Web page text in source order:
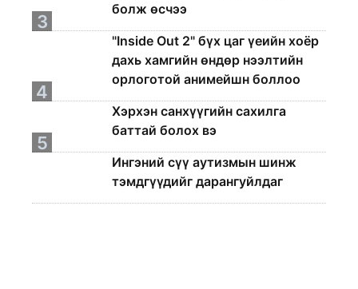
болж өсчээ
3
"Inside Out 2" бүх цаг үеийн хоёр
дахь хамгийн өндөр нээлтийн
орлоготой анимейшн боллоо
4
Хэрхэн санхүүгийн сахилга
баттай болох вэ
5
Ингэний сүү аутизмын шинж
тэмдгүүдийг дарангуйлдаг